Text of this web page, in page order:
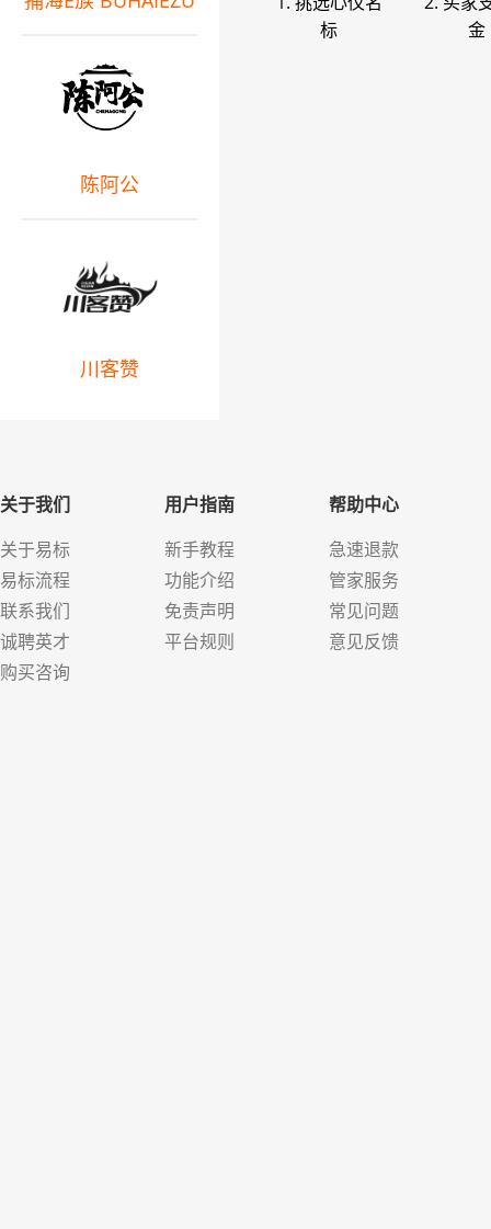
标
金
陈阿公
川客赞
关于我们
关于易标
易标流程
联系我们
诚聘英才
购买咨询
用户指南
新手教程
功能介绍
免责声明
平台规则
帮助中心
急速退款
管家服务
常见问题
意见反馈